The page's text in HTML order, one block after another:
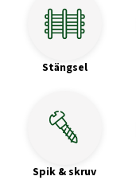
Stängsel
Spik & skruv